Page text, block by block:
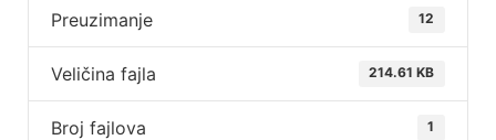
Preuzimanje 12
Veličina fajla 214.61 KB
Broj fajlova 1